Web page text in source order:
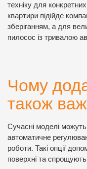
техніку для
квартири підійде
зберіганням, а для
пилосос із тривалою
Чому
також
Сучасні моделі можуть
автоматичне
роботи. Такі опції
поверхні та